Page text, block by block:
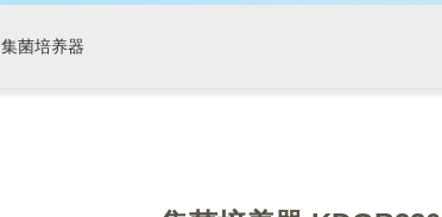
集菌培养器